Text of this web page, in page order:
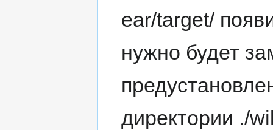
ear/target/
нужно будет
директории ./